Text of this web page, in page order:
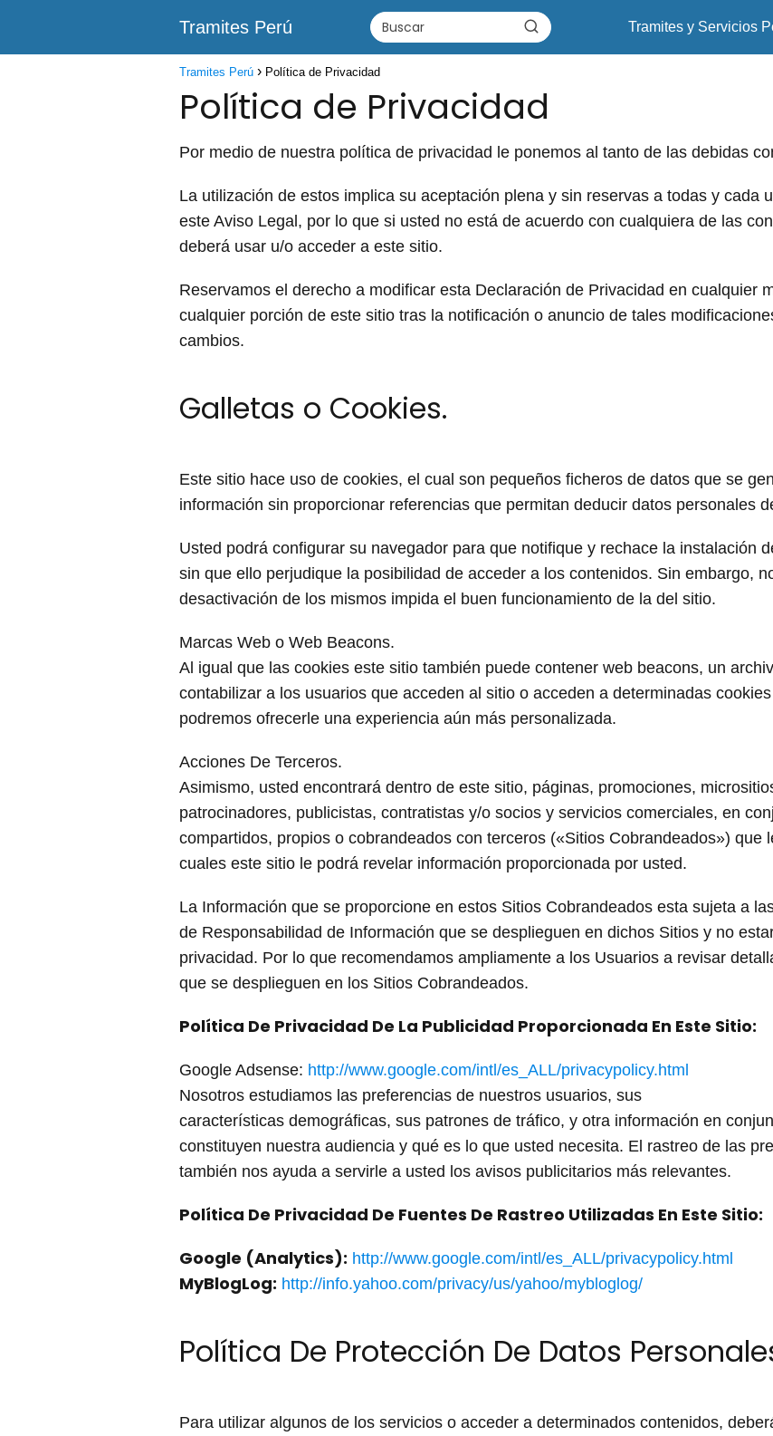
Tramites Perú Tramites y Servicios
Tramites Perú Política de Privacidad
Política de Privacidad
Por medio de nuestra política de privacidad le ponemos al tanto de las debidas
La utilización de estos implica su aceptación plena y sin reservas a todas y cada
este Aviso Legal, por lo que si usted no está de acuerdo con cualquiera de las
deberá usar u/o acceder a este sitio.
Reservamos el derecho a modificar esta Declaración de Privacidad en cualquier
cualquier porción de este sitio tras la notificación o anuncio de tales
cambios.
Galletas o Cookies.
Este sitio hace uso de cookies, el cual son pequeños ficheros de datos que se
información sin proporcionar referencias que permitan deducir datos personales
Usted podrá configurar su navegador para que notifique y rechace la instalación
sin que ello perjudique la posibilidad de acceder a los contenidos. Sin embargo,
desactivación de los mismos impida el buen funcionamiento de la del sitio.
Marcas Web o Web Beacons.
Al igual que las cookies este sitio también puede contener web beacons, un
contabilizar a los usuarios que acceden al sitio o acceden a determinadas
podremos ofrecerle una experiencia aún más personalizada.
Acciones De Terceros.
Asimismo, usted encontrará dentro de este sitio, páginas, promociones,
patrocinadores, publicistas, contratistas y/o socios y servicios comerciales, en
compartidos, propios o cobrandeados con terceros («Sitios Cobrandeados») que
cuales este sitio le podrá revelar información proporcionada por usted.
La Información que se proporcione en estos Sitios Cobrandeados esta sujeta a
de Responsabilidad de Información que se desplieguen en dichos Sitios y no
privacidad. Por lo que recomendamos ampliamente a los Usuarios a revisar
que se desplieguen en los Sitios Cobrandeados.
Política De Privacidad De La Publicidad Proporcionada En Este Sitio:
Google Adsense: http://www.google.com/intl/es_ALL/privacypolicy.html
Nosotros estudiamos las preferencias de nuestros usuarios, sus
características demográficas, sus patrones de tráfico, y otra información en
constituyen nuestra audiencia y qué es lo que usted necesita. El rastreo de las
también nos ayuda a servirle a usted los avisos publicitarios más relevantes.
Política De Privacidad De Fuentes De Rastreo Utilizadas En Este Sitio:
Google (Analytics): http://www.google.com/intl/es_ALL/privacypolicy.html
MyBlogLog: http://info.yahoo.com/privacy/us/yahoo/mybloglog/
Política De Protección De Datos
Para utilizar algunos de los servicios o acceder a determinados contenidos,